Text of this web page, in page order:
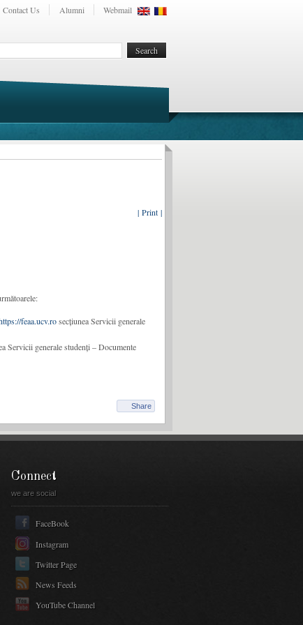
Contact Us Alumni Webmail
| Print |
feaa.ucv.rosecțiunea Servicii generale
Servicii generale studenți – Documente
Share
Connect
we are social
FaceBook
Instagram
Twitter Page
News Feeds
YouTube Channel